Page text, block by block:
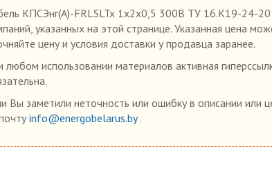
КПСЭнг(А)-FRLSLTx 1х2х0,5 300В ТУ 16.К19-24-
указанных на этой странице. Указанная цена
цену и условия доставки у продавца заранее.
любом использовании материалов активная
Вы заметили неточность или ошибку в описании или
info@energobelarus.by.